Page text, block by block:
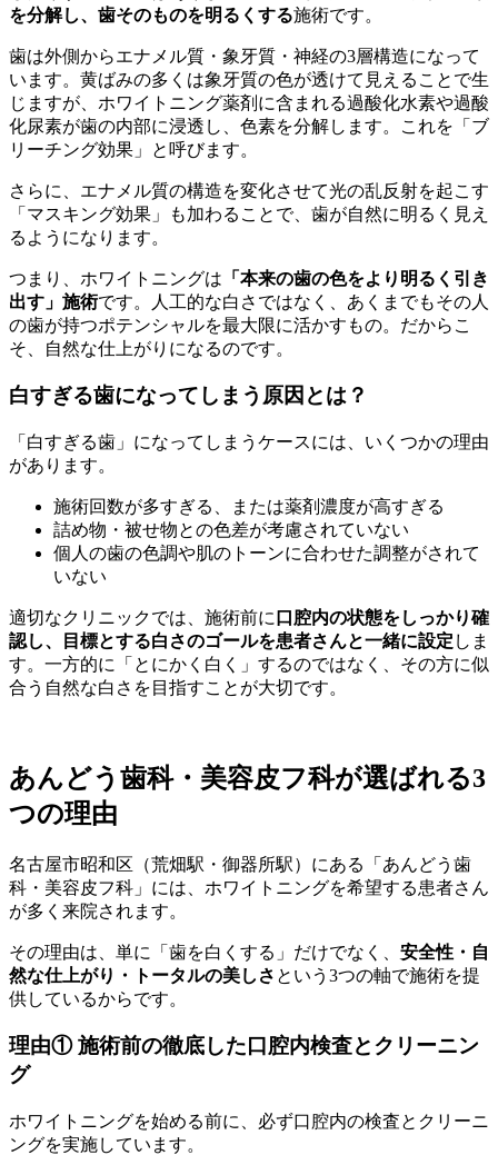
を分解し、歯そのものを明るくする施術です。
歯は外側からエナメル質・象牙質・神経の3層構造になって
います。黄ばみの多くは象牙質の色が透けて見えることで生
じますが、ホワイトニング薬剤に含まれる過酸化水素や過酸
化尿素が歯の内部に浸透し、色素を分解します。これを「ブ
リーチング効果」と呼びます。
さらに、エナメル質の構造を変化させて光の乱反射を起こす
「マスキング効果」も加わることで、歯が自然に明るく見え
るようになります。
つまり、ホワイトニングは 「本来の歯の色をより明るく引き
出す」施術です。人工的な白さではなく、あくまでもその人
の歯が持つポテンシャルを最大限に活かすもの。だからこ
そ、自然な仕上がりになるのです。
白すぎる歯になってしまう原因とは？
「白すぎる歯」になってしまうケースには、いくつかの理由
があります。
施術回数が多すぎる、または薬剤濃度が高すぎる
詰め物・被せ物との色差が考慮されていない
個人の歯の色調や肌のトーンに合わせた調整がされて
いない
適切なクリニックでは、施術前に 口腔内の状態をしっかり確
認し、目標とする白さのゴールを患者さんと一緒に設定 しま
す。一方的に「とにかく白く」するのではなく、その方に似
合う自然な白さを目指すことが大切です。
あんどう歯科・美容皮フ科が選ばれる3
つの理由
名古屋市昭和区（荒畑駅・御器所駅）にある「あんどう歯
科・美容皮フ科」には、ホワイトニングを希望する患者さん
が多く来院されます。
その理由は、単に「歯を白くする」だけでなく、 安全性・自
然な仕上がり・トータルの美しさ という3つの軸で施術を提
供しているからです。
理由① 施術前の徹底した口腔内検査とクリーニン
グ
ホワイトニングを始める前に、必ず口腔内の検査とクリーニ
ングを実施しています。